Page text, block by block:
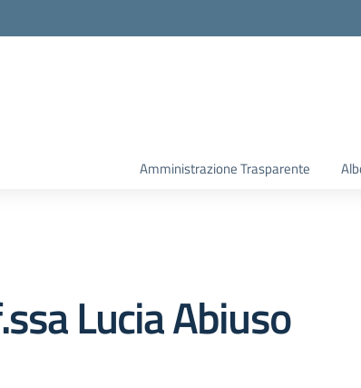
Amministrazione Trasparente
Lucia Abiuso